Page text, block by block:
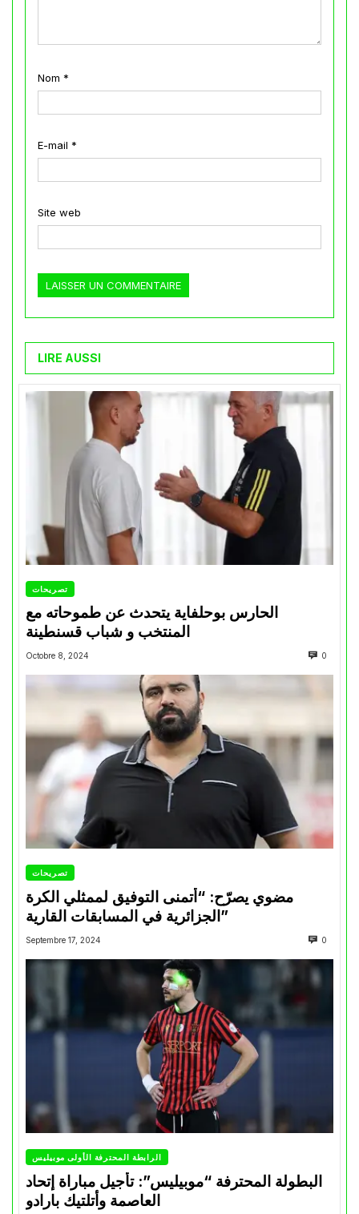
Nom *
E-mail *
Site web
LIRE AUSSI
تصريحات
الحارس بوحلفاية يتحدث عن طموحاته مع
المنتخب و شباب قسنطينة
Octobre 8, 2024 0
تصريحات
مضوي يصرّح: “أتمنى التوفيق لممثلي الكرة
الجزائرية في المسابقات القارية”
Septembre 17, 2024 0
الرابطة المحترفة الأولى موبيليس
البطولة المحترفة “موبيليس”: تأجيل مباراة إتحاد
العاصمة وأتلتيك بارادو